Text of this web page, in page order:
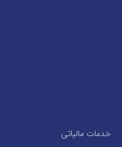
خدمات مالیاتی